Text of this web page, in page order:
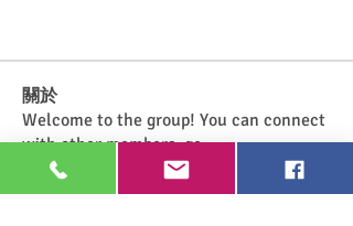
關於
Welcome to the group! You can connect
with other members, ge...
閱讀更多